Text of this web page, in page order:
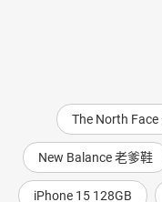
The North Face
New Balance 老爹鞋
iPhone 15 128GB